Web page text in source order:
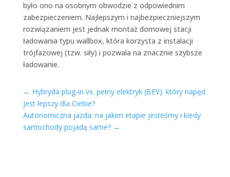
było ono na osobnym obwodzie z odpowiednim
zabezpieczeniem. Najlepszym i najbezpieczniejszym
rozwiązaniem jest jednak montaż domowej stacji
ładowania typu wallbox, która korzysta z instalacji
trójfazowej (tzw. siły) i pozwala na znacznie szybsze
ładowanie.
← Hybryda plug-in vs. pełny elektryk (BEV): który napęd
jest lepszy dla Ciebie?
Autonomiczna jazda: na jakim etapie jesteśmy i kiedy
samochody pojadą same?→